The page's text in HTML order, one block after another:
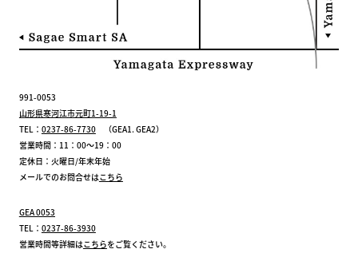
991-0053
山形県寒河江市元町1-19-1
TEL： 0237-86-7730（GEA1. GEA2）
営業時間：11：00～19：00
定休日：火曜日/年末年始
メールでのお問合せはこちら
GEA 0053
TEL： 0237-86-3930
営業時間等詳細はこちらをご覧ください。